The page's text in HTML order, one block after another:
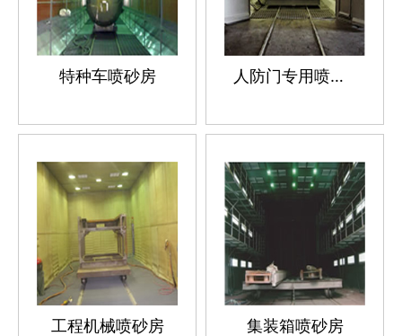
特种车喷砂房 人防门专用喷砂房
工程机械喷砂房 集装箱喷砂房